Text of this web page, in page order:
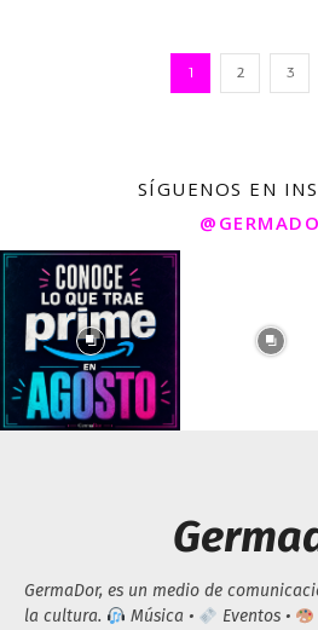
1 2 3
SÍGUENOS EN
GermaDor, es un medio de
la cultura.
Música • Eventos •